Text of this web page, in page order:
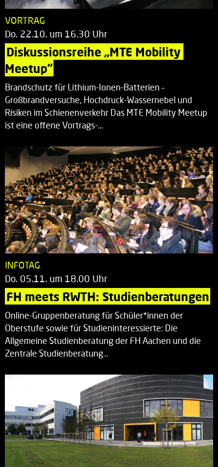
VORTRAG
Do. 22.10. um 16.30 Uhr
Diskussionsreihe „MTE Mobility
Meetup“
Brandschutz für Lithium-Ionen-Batterien –
Großbrandversuche, Hochdruck-Wassernebel und
Risiken im Schienenverkehr Das MTE Mobility Meetup
ist eine offene Vortrags-…
INFOTAG
Do. 05.11. um 18.00 Uhr
FH meets RWTH: Studienberatungen
Online-Gruppenberatung für Schüler*innen der
Oberstufe sowie für Studieninteressierte: Die
Allgemeine Studienberatung der FH Aachen und die
Zentrale Studienberatung…